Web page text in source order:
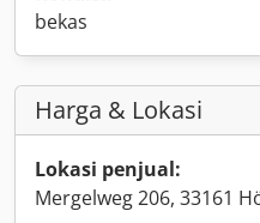
bekas
Harga & Lokasi
Lokasi penjual:
Mergelweg 206, 33161